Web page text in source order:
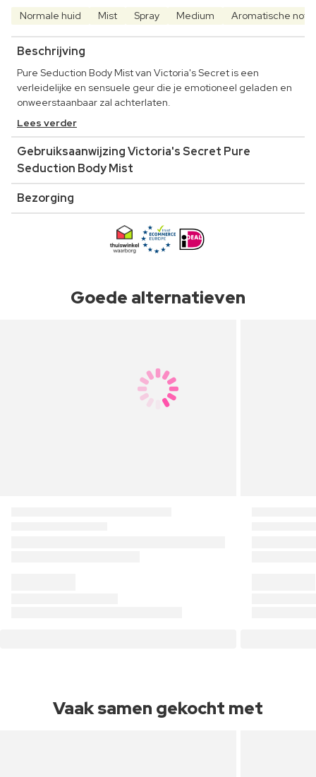
Normale huid Mist Spray Medium Aromatische
Beschrijving
Pure Seduction Body Mist van Victoria's Secret is een
verleidelijke en sensuele geur die je emotioneel geladen en
onweerstaanbaar zal achterlaten.
Lees verder
Gebruiksaanwijzing Victoria's Secret Pure
Seduction Body Mist
Bezorging
Goede alternatieven
Vaak samen gekocht met